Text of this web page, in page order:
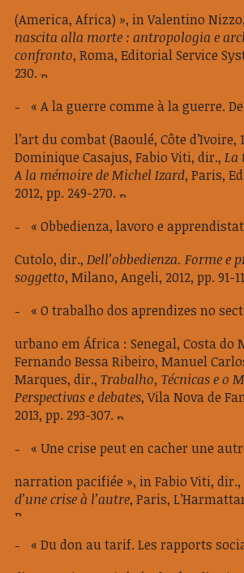
(America, Africa) », in Valentino
nascita alla morte : antropologia e
confronto, Roma, Editorial Service
230.
« A la guerre comme à la guerre.
l’art du combat (Baoulé, Côte d’Ivoire,
Dominique Casajus, Fabio Viti, dir., La
A la mémoire de Michel Izard, Paris,
2012, pp. 249-270.
« Obbedienza, lavoro e
Cutolo, dir., Dell’obbedienza. Forme e
soggetto, Milano, Angeli, 2012, pp. 91-
« O trabalho dos aprendizes no
urbano em África : Senegal, Costa do
Fernando Bessa Ribeiro, Manuel
Marques, dir., Trabalho, Técnicas e o
Perspectivas e debates, Vila Nova de
2013, pp. 293-307.
« Une crise peut en cacher une
narration pacifiée », in Fabio Viti, dir.,
d’une crise à l’autre, Paris,
« Du don au tarif. Les rapports